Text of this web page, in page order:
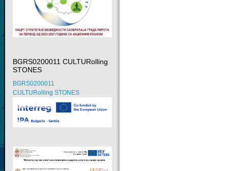
BGRS0200011 CULTURolling
STONES
BGRS0200011
CULTURolling STONES